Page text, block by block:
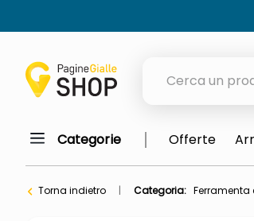
meme
Categorie Offerte
Torna indietro Categoria: Ferramenta